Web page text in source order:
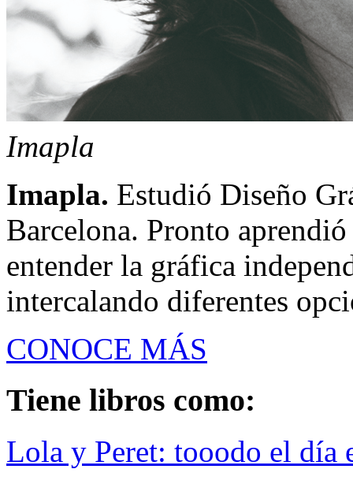
Imapla
Imapla. Estudió Diseño
Barcelona. Pronto
entender la gráfica
intercalando diferentes
CONOCE MÁS
Tiene libros como:
Lola y Peret: tooodo el día